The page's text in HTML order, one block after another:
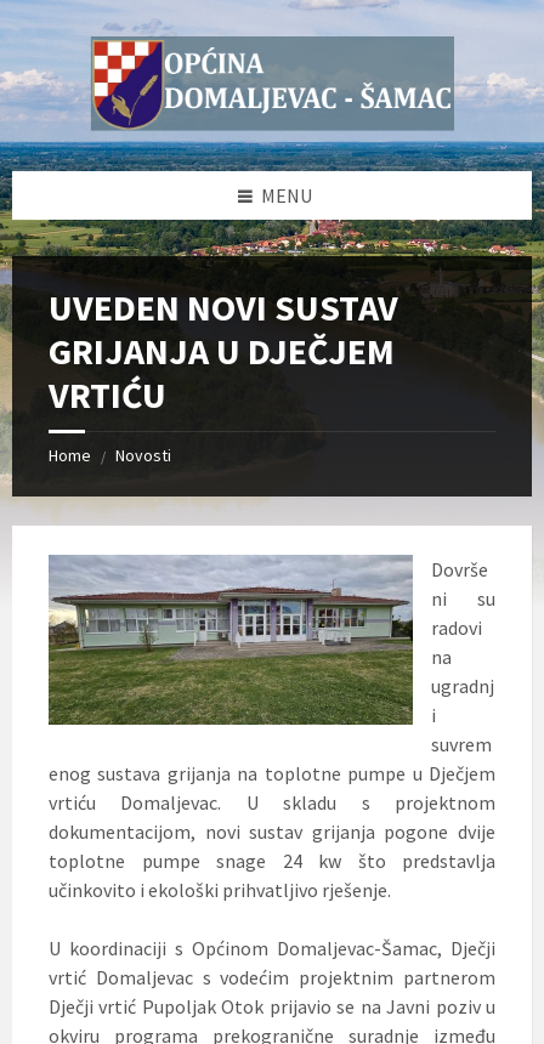
Skip
to
Skip
to
sidebar
Skip
to
sidebar
Skip
to
MENU
UVEDEN NOVI SUSTAV
GRIJANJA U DJEČJEM
VRTIĆU
Home / Novosti
Dovrše
ni su
radovi
na
ugradnj
i
suvrem
enog sustava grijanja na toplotne pumpe u Dječjem
vrtiću Domaljevac. U skladu s projektnom
dokumentacijom, novi sustav grijanja pogone dvije
toplotne pumpe snage 24 kw što predstavlja
učinkovito i ekološki prihvatljivo rješenje.
U koordinaciji s Općinom Domaljevac-Šamac, Dječji
vrtić Domaljevac s vodećim projektnim partnerom
Dječji vrtić Pupoljak Otok prijavio se na Javni poziv u
okviru programa prekogranične suradnje između